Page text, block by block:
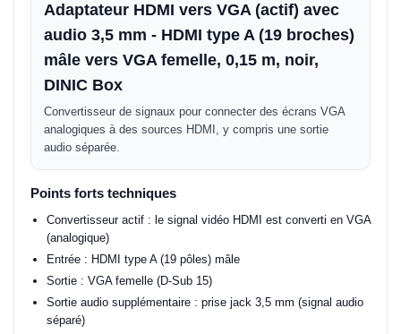
Adaptateur HDMI vers VGA (actif) avec
audio 3,5 mm - HDMI type A (19 broches)
mâle vers VGA femelle, 0,15 m, noir,
DINIC Box
Convertisseur de signaux pour connecter des écrans VGA
analogiques à des sources HDMI, y compris une sortie
audio séparée.
Points forts techniques
Convertisseur actif : le signal vidéo HDMI est converti en VGA
(analogique)
Entrée : HDMI type A (19 pôles) mâle
Sortie : VGA femelle (D-Sub 15)
Sortie audio supplémentaire : prise jack 3,5 mm (signal audio
séparé)